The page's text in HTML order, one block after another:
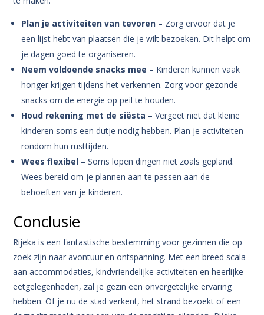
Plan je activiteiten van tevoren – Zorg ervoor dat je
een lijst hebt van plaatsen die je wilt bezoeken. Dit helpt om
je dagen goed te organiseren.
Neem voldoende snacks mee – Kinderen kunnen vaak
honger krijgen tijdens het verkennen. Zorg voor gezonde
snacks om de energie op peil te houden.
Houd rekening met de siësta – Vergeet niet dat kleine
kinderen soms een dutje nodig hebben. Plan je activiteiten
rondom hun rusttijden.
Wees flexibel – Soms lopen dingen niet zoals gepland.
Wees bereid om je plannen aan te passen aan de
behoeften van je kinderen.
Conclusie
Rijeka is een fantastische bestemming voor gezinnen die op
zoek zijn naar avontuur en ontspanning. Met een breed scala
aan accommodaties, kindvriendelijke activiteiten en heerlijke
eetgelegenheden, zal je gezin een onvergetelijke ervaring
hebben. Of je nu de stad verkent, het strand bezoekt of een